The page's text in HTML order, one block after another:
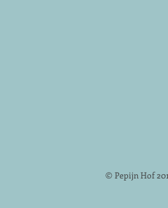
© Pepijn Hof